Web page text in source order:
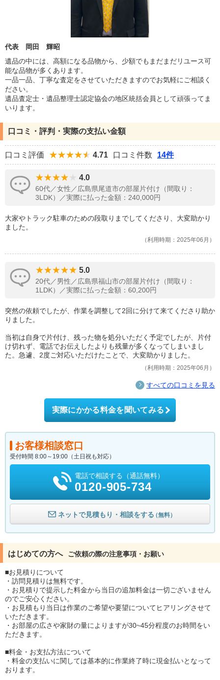
代表 岡田 輝昭
遺品の中には、高額になる品物から、少額でもまだまだリユース可
能な品物が多くあります。
一品一品、丁寧な査定をさせていただきますのでお気軽にご相談く
ださい。
遺品査定士・遺品整理士認定協会の地区統括会員として頑張ってま
いります。
口コミ・評判・実際の支払い金額
口コミ評価 4.71 口コミ件数 14件
4.0
60代／女性／広島県尾道市の部屋片付け（間取り：
3LDK）／実際に払った金額：240,000円
大家やトラック駐車のための段取りまでしてくださり、大変助かり
ました。
利用時期：2025年06月
5.0
20代／男性／広島県福山市の部屋片付け（間取り：
1LDK）／実際に払った金額：60,200円
突然の依頼でしたが、作業を調整して2回に分けて来てくださり助か
りました。
当初は自身で片付け、残った物を処分いただく予定でしたが、片付
け切れず、電話でお伝えしたよりも残量が多くなってしまいまし
た。急遽、2度ご対応いただけたことで、大変助かりました。
利用時期：2025年06月
すべての口コミを見る
実際にかかる料金を聞いてみる
お客様相談窓口
受付時間 8:00～19:00（土日祝も対応）
電話で相談する（通話無料）
0120-905-734
ネットで見積もり・相談をする（無料）
はじめての方へ ご依頼の際の注意事項・お願い
■お見積りについて
・訪問見積りは無料です。
・お見積りで提示した料金から当日の追加料金は一切ございません
のでご安心ください。
・お見積もり当日は作業のご希望や要望についてヒアリングさせて
いただきます。
・お部屋の広さや家財の量によりますが30~45分程度のお時間をい
ただきます。
■料金・お支払方法について
・料金の支払いに関しては基本的に作業終了時に現金払いとなって
おります。